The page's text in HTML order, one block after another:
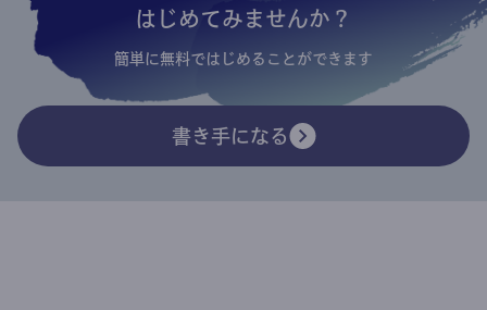
はじめてみませんか？
簡単に無料ではじめることができます
書き手になる